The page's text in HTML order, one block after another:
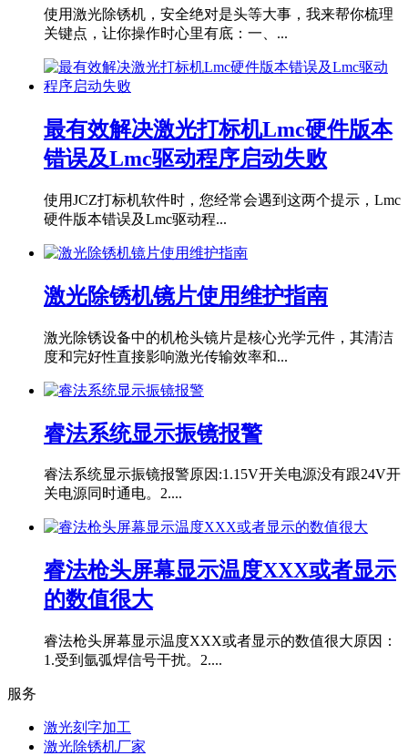
使用激光除锈机，安全绝对是头等大事，我来帮你梳理
关键点，让你操作时心里有底：一、...
最有效解决激光打标机Lmc硬件版本
错误及Lmc驱动程序启动失败
使用JCZ打标机软件时，您经常会遇到这两个提示，Lmc
硬件版本错误及Lmc驱动程...
激光除锈机镜片使用维护指南
激光除锈设备中的机枪头镜片是核心光学元件，其清洁
度和完好性直接影响激光传输效率和...
睿法系统显示振镜报警
睿法系统显示振镜报警原因:1.15V开关电源没有跟24V开
关电源同时通电。2....
睿法枪头屏幕显示温度XXX或者显示
的数值很大
睿法枪头屏幕显示温度XXX或者显示的数值很大原因：
1.受到氩弧焊信号干扰。2....
服务
激光刻字加工
激光除锈机厂家